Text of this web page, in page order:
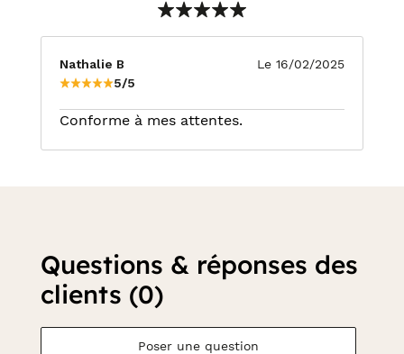
Nathalie B
5/5
Le 16/02/2025
Conforme à mes attentes.
Questions & réponses des
clients (0)
Poser une question